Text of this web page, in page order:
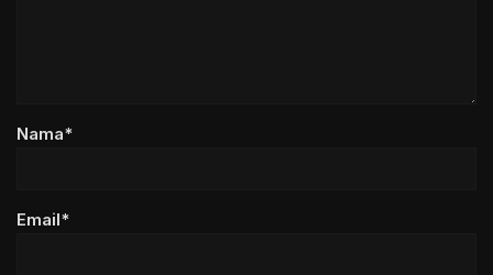
Nama*
Email*